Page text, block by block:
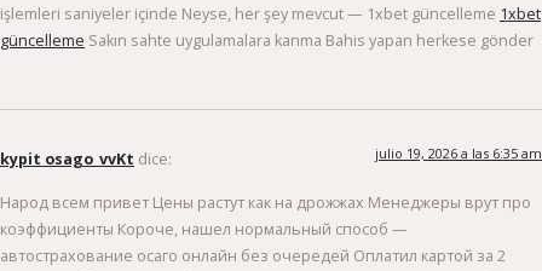
işlemleri saniyeler içinde Neyse, her şey mevcut — 1xbet güncelleme 1xbet
güncelleme Sakın sahte uygulamalara kanma Bahis yapan herkese gönder
kypit osago_vvKt dice: julio 19, 2026 a las 6:35 am
Народ всем привет Цены растут как на дрожжах Менеджеры врут про
коэффициенты Короче, нашел нормальный способ —
автострахование осаго онлайн без очередей Оплатил картой за 2